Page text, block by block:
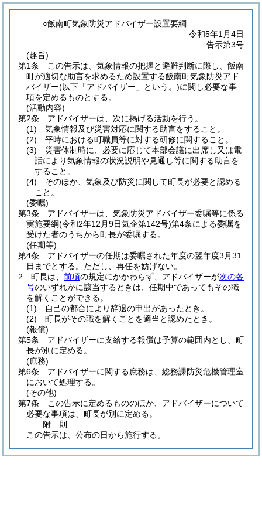
○飯南町気象防災アドバイザー設置要綱
令和5年1月4日
告示第3号
(趣旨)
第1条
この告示は、気象情報の把握と避難判断に際し、飯南
町が適切な助言を求めるため設置する飯南町気象防災アド
バイザー(以下「アドバイザー」という。)に関し必要な事
項を定めるものとする。
(活動内容)
第2条
アドバイザーは、次に掲げる活動を行う。
(1)
気象情報及び災害対応に関する助言をすること。
(2)
平時における町職員等に対する研修に関すること。
(3)
災害体制時に、必要に応じて本部会議に出席し又は電
話により気象情報の状況説明や見通し等に関する助言を
すること。
(4)
そのほか、気象及び防災に関して町長が必要と認める
こと。
(委嘱)
第3条
アドバイザーは、気象防災アドバイザー委嘱等に係る
実施要綱(令和2年12月9日気企第142号)第4条による委嘱を
受けた者のうちから町長が委嘱する。
(任期等)
第4条
アドバイザーの任期は委嘱された年度の翌年度3月31
日までとする。 ただし、再任を妨げない。
2
町長は、 前項の規定にかかわらず、アドバイザーが次の各
号のいずれかに該当するときは、任期中であってもその職
を解くことができる。
(1)
自己の都合により辞退の申出があったとき。
(2)
町長がその職を解くことを適当と認めたとき。
(報償)
第5条
アドバイザーに支給する報償は予算の範囲内とし、町
長が別に定める。
(庶務)
第6条
アドバイザーに関する庶務は、総務課防災危機管理室
において処理する。
(その他)
第7条
この告示に定めるもののほか、アドバイザーについて
必要な事項は、町長が別に定める。
附 則
この告示は、公布の日から施行する。